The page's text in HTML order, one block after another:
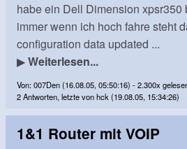
habe ein Dell Dimension xpsr350
immer wenn ich hoch fahre steht
configuration data updated ...
▶Weiterlesen...
Von: 007Den (16.08.05, 05:50:16) - 2.300x
2 Antworten, letzte von hck (19.08.05, 15:34:26)
1&1 Router mit VOIP